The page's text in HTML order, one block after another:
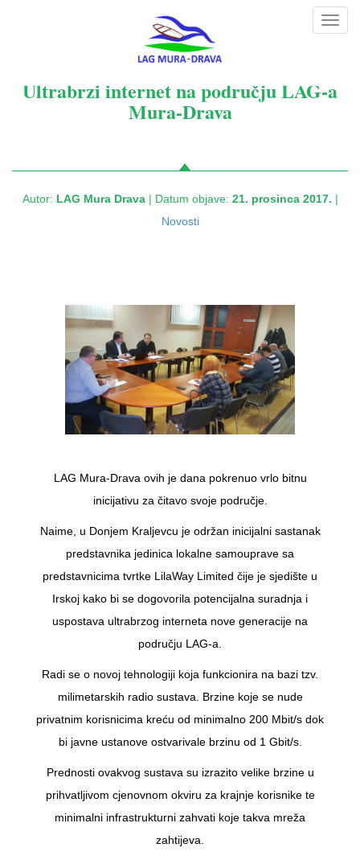
Ultrabrzi internet na području LAG-a
Mura-Drava
Autor: LAG Mura Drava| Datum objave: 21. prosinca 2017. |
Novosti
LAG Mura-Drava ovih je dana pokrenuo vrlo bitnu
inicijativu za čitavo svoje područje.
Naime, u Donjem Kraljevcu je održan inicijalni sastanak
predstavnika jedinica lokalne samouprave sa
predstavnicima tvrtke LilaWay Limited čije je sjedište u
Irskoj kako bi se dogovorila potencijalna suradnja i
uspostava ultrabrzog interneta nove generacije na
području LAG-a.
Radi se o novoj tehnologiji koja funkcionira na bazi tzv.
milimetarskih radio sustava. Brzine koje se nude
privatnim korisnicima kreću od minimalno 200 Mbit/s dok
bi javne ustanove ostvarivale brzinu od 1 Gbit/s.
Prednosti ovakvog sustava su izrazito velike brzine u
prihvatljivom cjenovnom okviru za krajnje korisnike te
minimalni infrastrukturni zahvati koje takva mreža
zahtijeva.